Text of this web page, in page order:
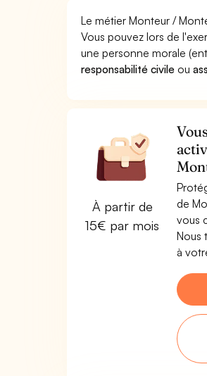
Le métier Monteur /
Vous pouvez lors de
une personne morale
responsabilité civile ou
À partir de
15€ par mois
de
vous
Nous
à